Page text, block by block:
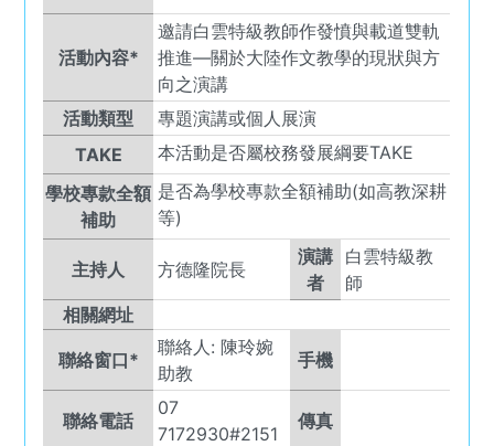
活動內容*
邀請白雲特級教師作發憤與載道雙軌
推進—關於大陸作文教學的現狀與方
向之演講
活動類型
專題演講或個人展演
TAKE
本活動是否屬校務發展綱要TAKE
學校專款全額
補助
是否為學校專款全額補助(如高教深耕
等)
主持人 方德隆院長
演講
者
白雲特級教
師
相關網址
聯絡窗口*
聯絡人: 陳玲婉
助教
手機
聯絡電話
07
7172930#2151
傳真